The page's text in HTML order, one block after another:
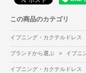
この商品のカテゴリ
イブニング・カクテルドレス
ブランドから選ぶ > イブニ
イブニング・カクテルドレス